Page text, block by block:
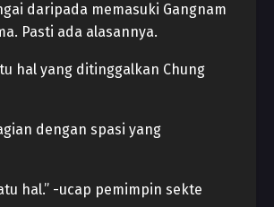
daripada memasuki Gangnam
Pasti ada alasannya.
hal yang ditinggalkan Chung
dengan spasi yang
hal.” -ucap pemimpin sekte